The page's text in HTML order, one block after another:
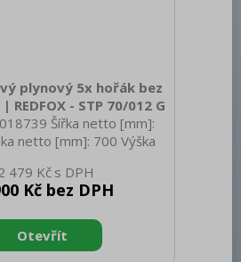
plynový 5x hořák bez
- STP 70/012 G
Šířka netto [mm]:
netto [mm]: 700 Výška
[mm]: 1254 Hloubka
820 Výška brutto [mm]:
zařízení Konstruční
Výkon plynový [kW]:
479 Kč
Kč bez DPH